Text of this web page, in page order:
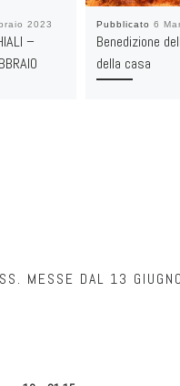
2023
–
Pubblicato 6
Benedizione
della casa
MESSE DAL 13